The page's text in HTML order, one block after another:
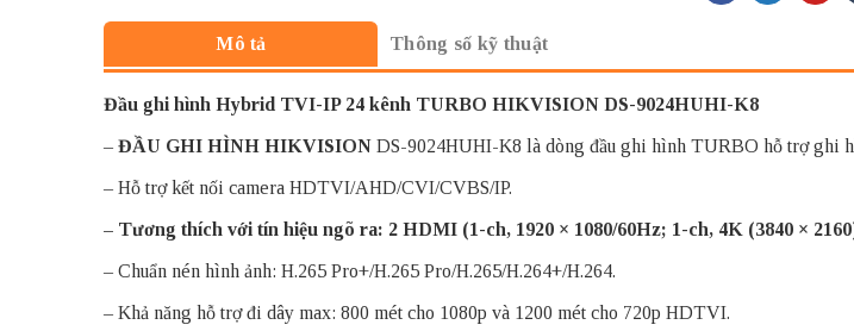
Mô tả Thông số kỹ thuật
Đầu ghi hình Hybrid TVI-IP 24 kênh TURBO HIKVISION DS-9024HUHI-K8
– ĐẦU GHI HÌNH HIKVISION DS-9024HUHI-K8 là dòng đầu ghi hình TURBO hỗ trợ ghi
– Hỗ trợ kết nối camera HDTVI/AHD/CVI/CVBS/IP.
– Tương thích với tín hiệu ngõ ra: 2 HDMI (1-ch, 1920 × 1080/60Hz; 1-ch, 4K (3840 ×
– Chuẩn nén hình ảnh: H.265 Pro+/H.265 Pro/H.265/H.264+/H.264.
– Khả năng hỗ trợ đi dây max: 800 mét cho 1080p và 1200 mét cho 720p HDTVI.